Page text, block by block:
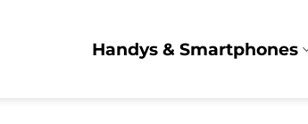
Handys & Smartphones